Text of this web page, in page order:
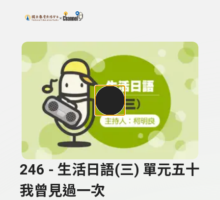
上方功能區塊
搜尋關鍵字：可輸入節目名稱、主持人或關鍵字
246 - 生活日語(三) 單元五十
我曾見過一次